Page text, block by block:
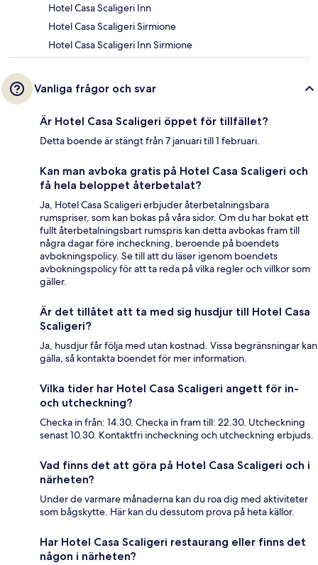
Hotel Casa Scaligeri Inn
Hotel Casa Scaligeri Sirmione
Hotel Casa Scaligeri Inn Sirmione
Vanliga frågor och svar
Är Hotel Casa Scaligeri öppet för tillfället?
Detta boende är stängt från 7 januari till 1 februari.
Kan man avboka gratis på Hotel Casa Scaligeri och
få hela beloppet återbetalat?
Ja, Hotel Casa Scaligeri erbjuder återbetalningsbara
rumspriser, som kan bokas på våra sidor. Om du har bokat ett
fullt återbetalningsbart rumspris kan detta avbokas fram till
några dagar före incheckning, beroende på boendets
avbokningspolicy. Se till att du läser igenom boendets
avbokningspolicy för att ta reda på vilka regler och villkor som
gäller.
Är det tillåtet att ta med sig husdjur till Hotel Casa
Scaligeri?
Ja, husdjur får följa med utan kostnad. Vissa begränsningar kan
gälla, så kontakta boendet för mer information.
Vilka tider har Hotel Casa Scaligeri angett för in-
och utcheckning?
Checka in från: 14.30. Checka in fram till: 22.30. Utcheckning
senast 10.30. Kontaktfri incheckning och utcheckning erbjuds.
Vad finns det att göra på Hotel Casa Scaligeri och i
närheten?
Under de varmare månaderna kan du roa dig med aktiviteter
som bågskytte. Här kan du dessutom prova på heta källor.
Har Hotel Casa Scaligeri restaurang eller finns det
någon i närheten?